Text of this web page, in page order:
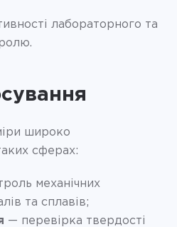
лабораторного та
широко
сферах:
механічних
та сплавів;
— перевірка твердості